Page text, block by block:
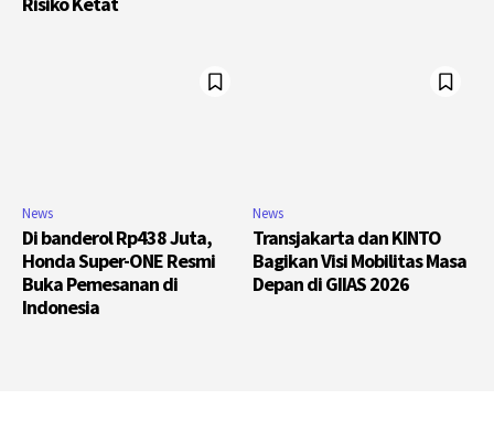
News
Di banderol Rp438 Juta,
Honda Super-ONE Resmi
Buka Pemesanan di
Indonesia
News
Transjakarta dan KINTO
Bagikan Visi Mobilitas Masa
Depan di GIIAS 2026